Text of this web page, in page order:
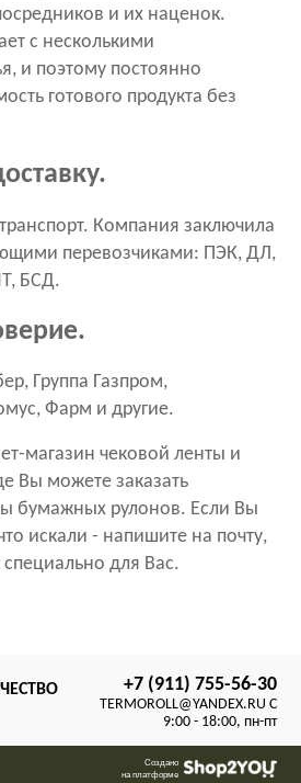
и их наценок.
с несколькими
и поэтому постоянно
готового продукта без
Компания заключила
перевозчиками: ПЭК, ДЛ,
БСД.
Группа Газпром,
Фарм и другие.
магазин чековой ленты и
Вы можете заказать
бумажных рулонов. Если Вы
искали - напишите на почту,
для Вас.
+7 (911) 755-56-30
TERMOROLL@YANDEX.RU C
9:00 - 18:00, пн-пт
Создано
на платформе